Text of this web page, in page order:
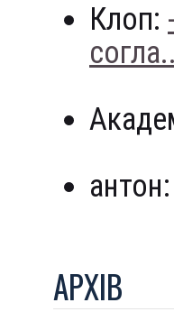
Клоп:
антон:
АРХIВ